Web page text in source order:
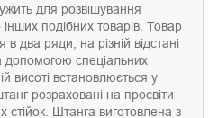
для розвішування
подібних товарів. Товар
два ряди, на різній відстані
допомогою спеціальних
висоті встановлюється у
розраховані на просвіти
Штанга виготовлена з